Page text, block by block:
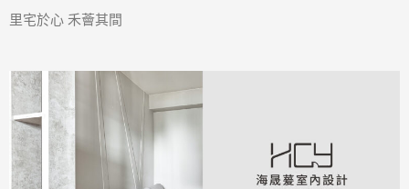
里宅於心 禾薈其間